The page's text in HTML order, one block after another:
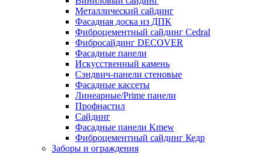
Металлический сайдинг
Фасадная доска из ДПК
Фиброцементный сайдинг Cedral
Фибросайдинг DECOVER
Фасадные панели
Искусственный камень
Сэндвич-панели стеновые
Фасадные кассеты
Линеарные/Prime панели
Профнастил
Сайдинг
Фасадные панели Kmew
Фиброцементный сайдинг Кедр
Заборы и ограждения